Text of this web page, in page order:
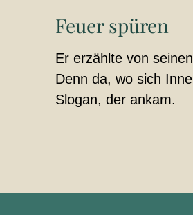
Feuer spüren
Er erzählte von
Denn da, wo sich
Slogan, der ankam.